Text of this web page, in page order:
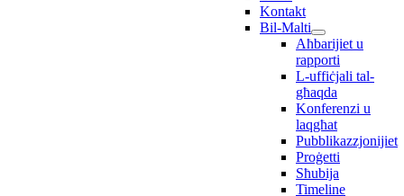
Kontakt
Bil-Malti
Aħbarijiet u
rapporti
L-uffiċjali tal-
għaqda
Konferenzi u
laqgħat
Pubblikazzjonijiet
Proġetti
Sħubija
Timeline